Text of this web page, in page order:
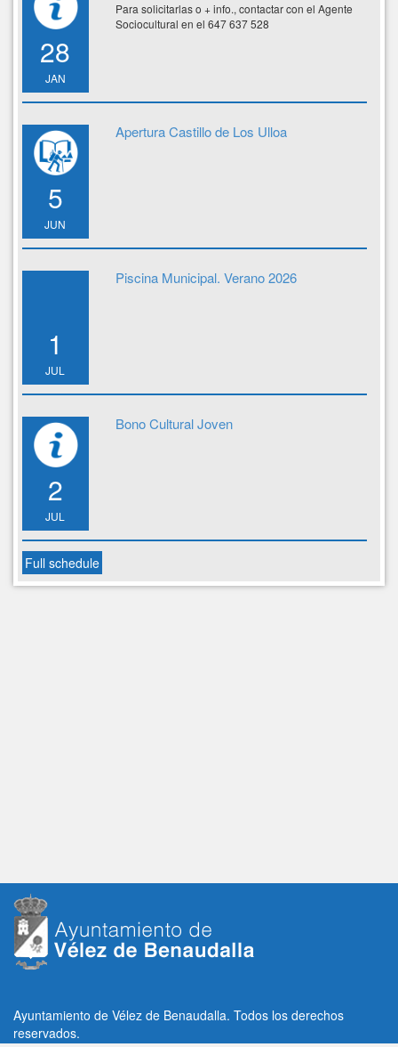
28
JAN
Para solicitarlas o + info., contactar con el Agente
Sociocultural en el 647 637 528
5
JUN
Apertura Castillo de Los Ulloa
1
JUL
Piscina Municipal. Verano 2026
2
JUL
Bono Cultural Joven
Full schedule
Ayuntamiento de Vélez de Benaudalla. Todos los derechos
reservados.